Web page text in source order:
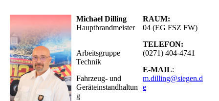
Michael Dilling
Hauptbrandmeister
Arbeitsgruppe
Technik
Fahrzeug- und
Geräteinstandhaltun
g
RAUM:
04 (EG FSZ FW)
TELEFON:
(0271) 404-4741
E-MAIL:
m.dilling@siegen.d
e